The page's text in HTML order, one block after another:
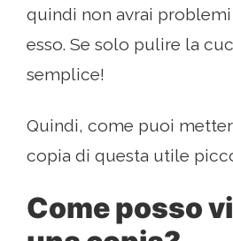
quindi non avrai
esso. Se solo pulire la
semplice!
Quindi, come puoi
copia di questa utile
Come posso